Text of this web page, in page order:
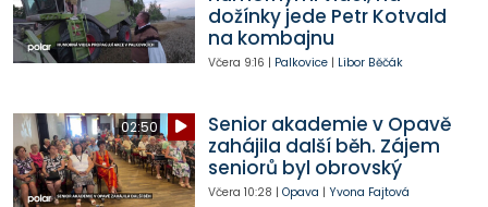
dožínky jede Petr Kotvald
na kombajnu
Včera 9:16 | Palkovice| Libor Běčák
02:50
Senior akademie v Opavě
zahájila další běh. Zájem
seniorů byl obrovský
Včera 10:28 | Opava | Yvona Fajtová